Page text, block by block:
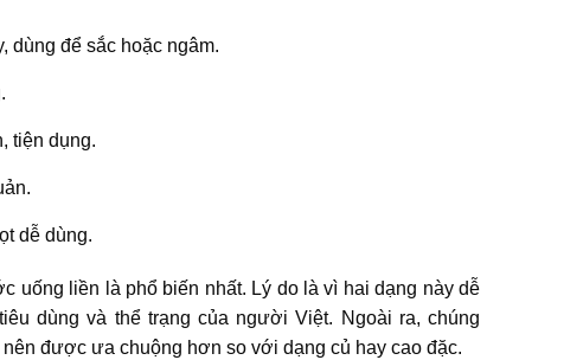
dùng để sắc hoặc ngâm.
tiện dụng.
dễ dùng.
uống liền là phổ biến nhất. Lý do là vì hai dạng này dễ
dùng và thể trạng của người Việt. Ngoài ra, chúng
được ưa chuộng hơn so với dạng củ hay cao đặc.